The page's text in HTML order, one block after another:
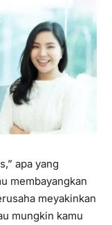
apa yang
membayangkan
meyakinkan
mungkin kamu